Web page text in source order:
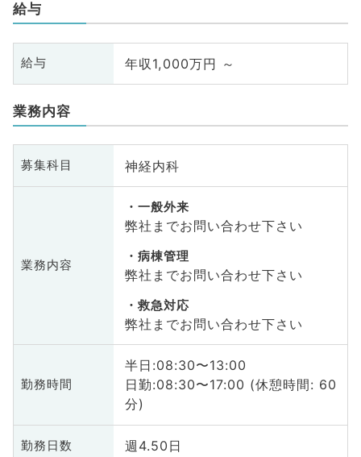
給与
給与 年収1,000万円 ～
業務内容
募集科目 神経内科
業務内容
一般外来
弊社までお問い合わせ下さい
病棟管理
弊社までお問い合わせ下さい
救急対応
弊社までお問い合わせ下さい
勤務時間
半日:08:30〜13:00
日勤:08:30〜17:00 (休憩時間: 60
分)
勤務日数 週4.50日